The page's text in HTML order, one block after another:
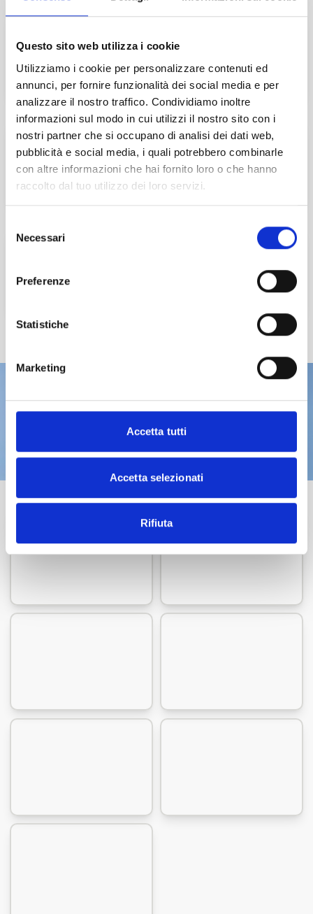
Questo sito web utilizza i cookie
Utilizziamo i cookie per personalizzare contenuti ed
annunci, per fornire funzionalità dei social media e per
analizzare il nostro traffico. Condividiamo inoltre
informazioni sul modo in cui utilizzi il nostro sito con i
nostri partner che si occupano di analisi dei dati web,
pubblicità e social media, i quali potrebbero combinarle
con altre informazioni che hai fornito loro o che hanno
raccolto dal tuo utilizzo dei loro servizi.
delNecessari
Preferenze
Statistiche
Marketing
Accetta tutti
Accetta selezionati
Rifiuta
SCOPRI DI PIÙ
Il Commercialista Veneto
ULTIMO ARTICOLO
Venezie?